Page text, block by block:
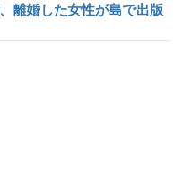
離婚した女性が島で出版